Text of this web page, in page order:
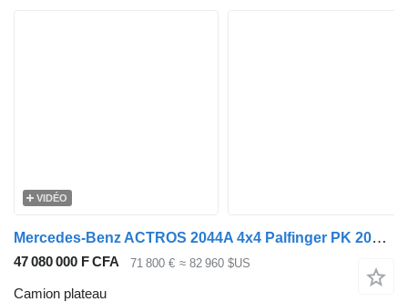
VIDÉO
Mercedes-Benz ACTROS 2044A 4x4 Palfinger PK 20002 hds Crane
47 080 000 F CFA 71 800 € ≈ 82 960 $US
Camion plateau